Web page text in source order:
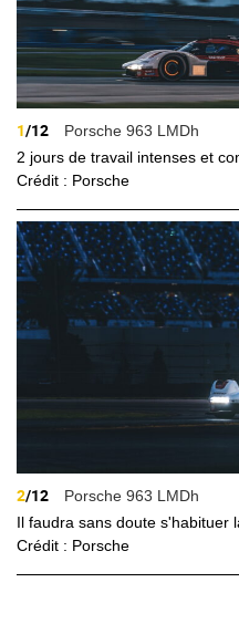
1/12
Porsche 963 LMDh
2 jours de travail intenses et
Crédit : Porsche
2/12
Porsche 963 LMDh
Il faudra sans doute s'habituer
Crédit : Porsche